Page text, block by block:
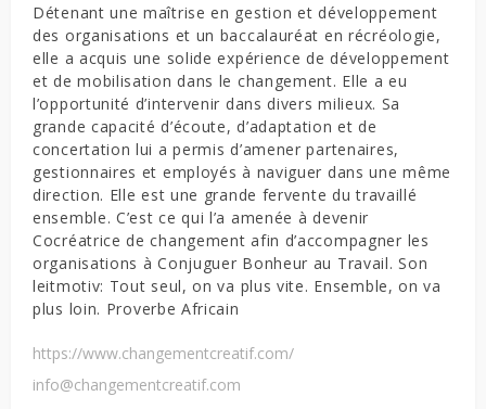
Détenant une maîtrise en gestion et développement
des organisations et un baccalauréat en récréologie,
elle a acquis une solide expérience de développement
et de mobilisation dans le changement. Elle a eu
l’opportunité d’intervenir dans divers milieux. Sa
grande capacité d’écoute, d’adaptation et de
concertation lui a permis d’amener partenaires,
gestionnaires et employés à naviguer dans une même
direction. Elle est une grande fervente du travaillé
ensemble. C’est ce qui l’a amenée à devenir
Cocréatrice de changement afin d’accompagner les
organisations à Conjuguer Bonheur au Travail. Son
leitmotiv: Tout seul, on va plus vite. Ensemble, on va
plus loin. Proverbe Africain
https://www.changementcreatif.com/
info@changementcreatif.com